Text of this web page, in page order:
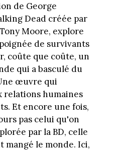
de George
Dead créée par
Moore, explore
de survivants
coûte que coûte, un
qui a basculé du
œuvre qui
relations humaines
Et encore une fois,
pas celui qu'on
par la BD, celle
mangé le monde. Ici,